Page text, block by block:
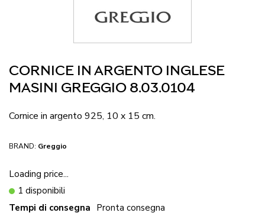
CORNICE IN ARGENTO INGLESE
MASINI GREGGIO 8.03.0104
Cornice in argento 925, 10 x 15 cm.
BRAND: Greggio
Loading price...
1 disponibili
Tempi di consegna Pronta consegna